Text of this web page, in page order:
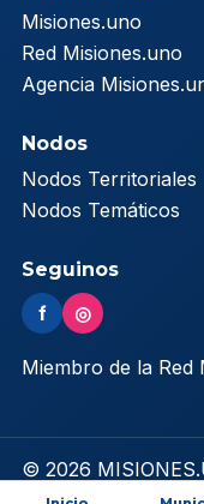
Misiones.uno
Red Misiones.uno
Agencia
Nodos
Nodos Territoriales
Nodos Temáticos
Seguinos
f ◎
Miembro de la Red
© 2026
reservados